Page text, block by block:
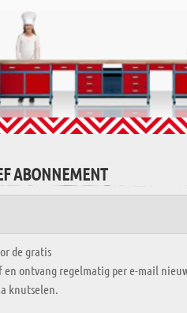
ABONNEMENT
de gratis
en ontvang regelmatig per e-mail
knutselen.